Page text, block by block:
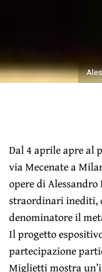
Dal 4 aprile apre al
via Mecenate a
opere di
straordinari inediti,
denominatore il
Il progetto
partecipazione
Miglietti mostra